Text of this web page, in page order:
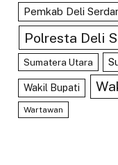
Pemkab Deli
Polresta Deli
Sumatera Utara
Wakil Bupati
Wartawan